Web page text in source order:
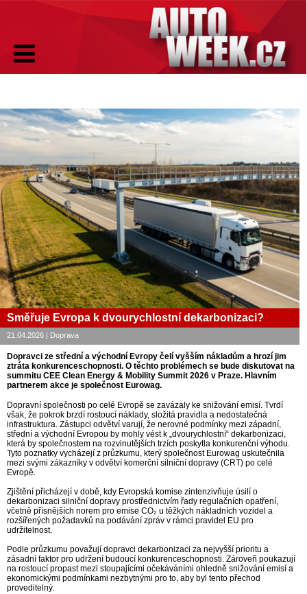
Směřuje Evropa k dvourychlostní dekarbonizaci?
21.04.2026 | Doprava
Dopravci ze střední a východní Evropy čelí vyšším nákladům a hrozí jim
ztráta konkurenceschopnosti. O těchto problémech se bude diskutovat na
summitu CEE Clean Energy & Mobility Summit 2026 v Praze. Hlavním
partnerem akce je společnost Eurowag.
Dopravní společnosti po celé Evropě se zavázaly ke snižování emisí. Tvrdí
však, že pokrok brzdí rostoucí náklady, složitá pravidla a nedostatečná
infrastruktura. Zástupci odvětví varují, že nerovné podmínky mezi západní,
střední a východní Evropou by mohly vést k „dvourychlostní“ dekarbonizaci,
která by společnostem na rozvinutějších trzích poskytla konkurenční výhodu.
Tyto poznatky vycházejí z průzkumu, který společnost Eurowag uskutečnila
mezi svými zákazníky v odvětví komerční silniční dopravy (CRT) po celé
Evropě.
Zjištění přicházejí v době, kdy Evropská komise zintenzivňuje úsilí o
dekarbonizaci silniční dopravy prostřednictvím řady regulačních opatření,
včetně přísnějších norem pro emise CO₂ u těžkých nákladních vozidel a
rozšířených požadavků na podávání zpráv v rámci pravidel EU pro
udržitelnost.
Podle průzkumu považují dopravci dekarbonizaci za nejvyšší prioritu a
zásadní faktor pro udržení budoucí konkurenceschopnosti. Zároveň poukazují
na rostoucí propast mezi stoupajícími očekáváními ohledně snižování emisí a
ekonomickými podmínkami nezbytnými pro to, aby byl tento přechod
proveditelný.